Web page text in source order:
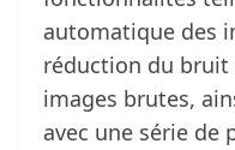
automatique des
réduction du bruit
images brutes,
avec une série de